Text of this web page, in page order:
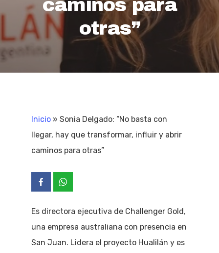
caminos para
otras”
Inicio » Sonia Delgado: “No basta con
llegar, hay que transformar, influir y abrir
caminos para otras”
Es directora ejecutiva de Challenger Gold,
una empresa australiana con presencia en
San Juan. Lidera el proyecto Hualilán y es